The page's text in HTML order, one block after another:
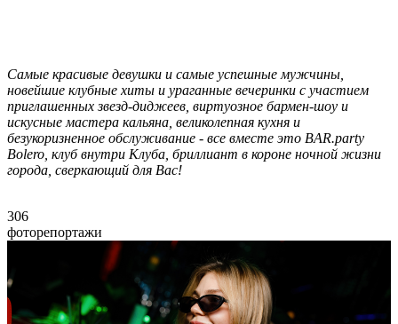
Самые красивые девушки и самые успешные мужчины,
новейшие клубные хиты и ураганные вечеринки с участием
приглашенных звезд-диджеев, виртуозное бармен-шоу и
искусные мастера кальяна, великолепная кухня и
безукоризненное обслуживание - все вместе это BAR.party
Bolero, клуб внутри Клуба, бриллиант в короне ночной жизни
города, сверкающий для Вас!
306
фоторепортажи